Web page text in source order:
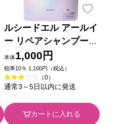
ルシードエル アールイ
ー リペアシャンプー詰
替 ３００ｍＬ マンダ
ム
本体1,000円
税率10％ 1,100円（税込）
（0）
通常3～5日以内に発送
カートに入れる